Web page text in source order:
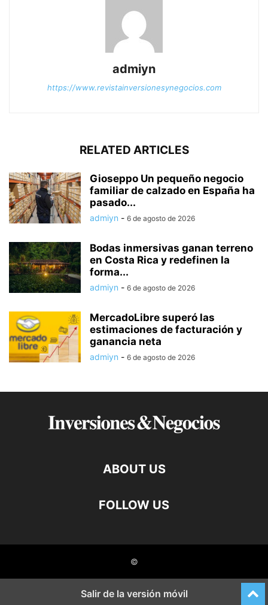
admiyn
https://www.revistainversionesynegocios.com
RELATED ARTICLES
Gioseppo Un pequeño negocio
familiar de calzado en España ha
pasado...
admiyn - 6 de agosto de 2026
Bodas inmersivas ganan terreno
en Costa Rica y redefinen la
forma...
admiyn - 6 de agosto de 2026
MercadoLibre superó las
estimaciones de facturación y
ganancia neta
admiyn - 6 de agosto de 2026
ABOUT US
FOLLOW US
©
Salir de la versión móvil